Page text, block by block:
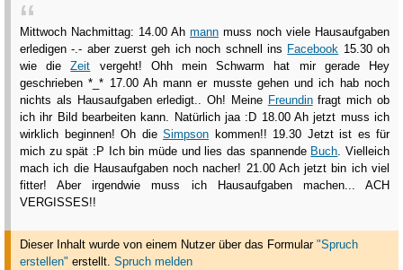
Mittwoch Nachmittag: 14.00 Ah mann muss noch viele Hausaufgaben
erledigen -.- aber zuerst geh ich noch schnell ins Facebook 15.30 oh
wie dieZeit vergeht! Ohh mein Schwarm hat mir gerade Hey
geschrieben *_* 17.00 Ah mann er musste gehen und ich hab noch
nichts als Hausaufgaben erledigt.. Oh! Meine Freundinfragt mich ob
ich ihr Bild bearbeiten kann. Natürlich jaa :D 18.00 Ah jetzt muss ich
wirklich beginnen! Oh die Simpson kommen!! 19.30 Jetzt ist es für
mich zu spät :P Ich bin müde und lies das spannende Buch. Vielleich
mach ich die Hausaufgaben noch nacher! 21.00 Ach jetzt bin ich viel
fitter! Aber irgendwie muss ich Hausaufgaben machen... ACH
VERGISSES!!
Dieser Inhalt wurde von einem Nutzer über das Formular "Spruch
erstellen" erstellt. Spruch melden